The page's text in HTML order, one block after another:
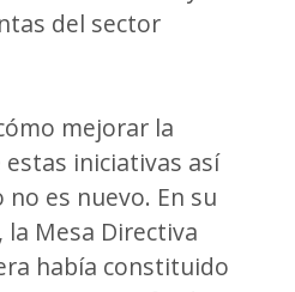
del sector
mejorar la
iniciativas así
es nuevo. En su
Mesa Directiva
había constituido